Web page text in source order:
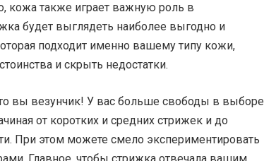
кожа также играет важную роль в
будет выглядеть наиболее выгодно и
подходит именно вашему типу кожи,
и скрыть недостатки.
вы везунчик! У вас больше свободы в выборе
от коротких и средних стрижек и до
При этом можете смело экспериментировать